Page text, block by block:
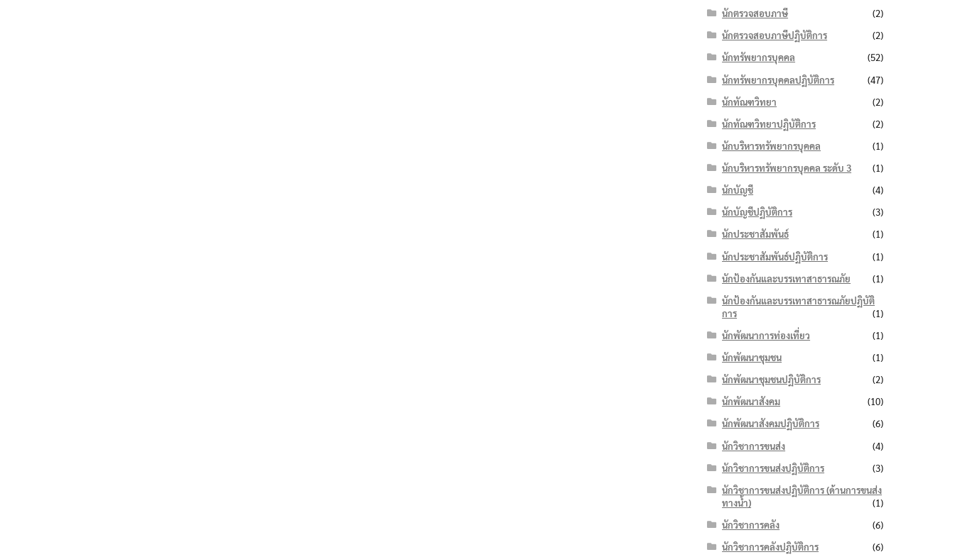
นักตรวจสอบภาษี
(2)
นักตรวจสอบภาษีปฏิบัติการ
(2)
นักทรัพยากรบุคคล
(52)
นักทรัพยากรบุคคลปฏิบัติการ
(47)
นักทัณฑวิทยา
(2)
นักทัณฑวิทยาปฏิบัติการ
(2)
นักบริหารทรัพยากรบุคคล
(1)
นักบริหารทรัพยากรบุคคล ระดับ 3
(1)
นักบัญชี
(4)
นักบัญชีปฏิบัติการ
(3)
นักประชาสัมพันธ์
(1)
นักประชาสัมพันธ์ปฏิบัติการ
(1)
นักป้องกันและบรรเทาสาธารณภัย
(1)
นักป้องกันและบรรเทาสาธารณภัยปฏิบัติ
การ
(1)
นักพัฒนาการท่องเที่ยว
(1)
นักพัฒนาชุมชน
(1)
นักพัฒนาชุมชนปฏิบัติการ
(2)
นักพัฒนาสังคม
(10)
นักพัฒนาสังคมปฏิบัติการ
(6)
นักวิชาการขนส่ง
(4)
นักวิชาการขนส่งปฏิบัติการ
(3)
นักวิชาการขนส่งปฏิบัติการ (ด้านการขนส่ง
ทางน้ำ)
(1)
นักวิชาการคลัง
(6)
นักวิชาการคลังปฏิบัติการ
(6)